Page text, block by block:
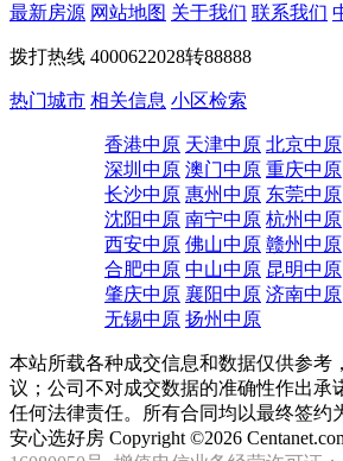
最新房源 网站地图 关于我们 联系我们
拨打热线 4000622028转88888
热门城市 相关信息 小区检索
香港中原 天津中原 北京中原
深圳中原 澳门中原 重庆中原
长沙中原 惠州中原 东莞中原
沈阳中原 南宁中原 杭州中原
西安中原 佛山中原 赣州中原
合肥中原 中山中原 昆明中原
肇庆中原 襄阳中原 济南中原
无锡中原 扬州中原
本站所载各种成交信息和数据仅供参考
议；公司不对成交数据的准确性作出承
任何法律责任。所有合同均以最终签约
安心选好房 Copyright ©2026